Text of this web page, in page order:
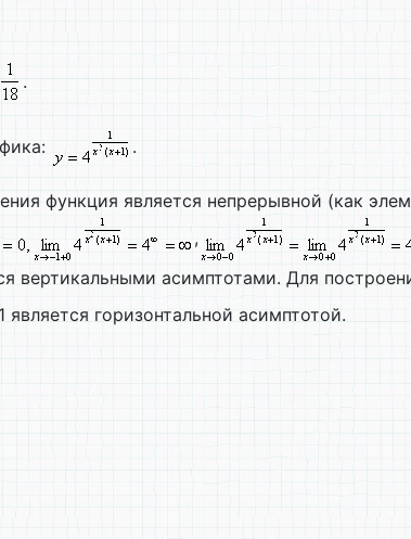
.
.
функция является непрерывной (как
,
вертикальными асимптотами. Для
является горизонтальной асимптотой.